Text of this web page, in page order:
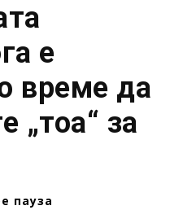
е
време да
„тоа“ за
пауза